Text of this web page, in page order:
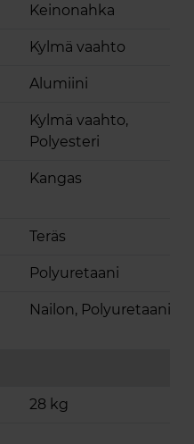
Keinonahka
Kylmä vaahto
Alumiini
Kylmä vaahto,
Polyesteri
Kangas
Teräs
Polyuretaani
Nailon, Polyuretaani
28 kg